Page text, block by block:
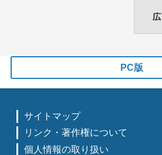
PC版
サイトマップ
リンク・著作権について
個人情報の取り扱い